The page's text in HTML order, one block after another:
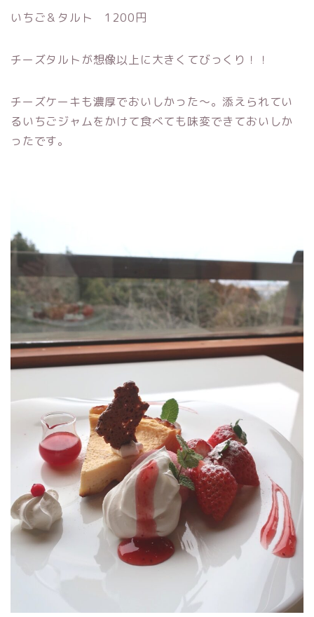
いちご＆タルト 1200円
チーズタルトが想像以上に大きくてびっくり！！
チーズケーキも濃厚でおいしかった～。添えられてい
るいちごジャムをかけて食べても味変できておいしか
ったです。